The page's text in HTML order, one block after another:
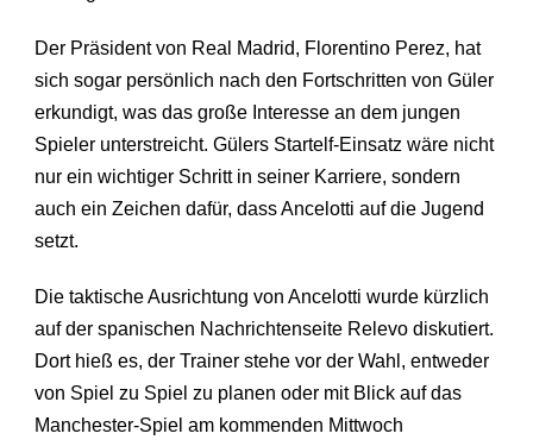
Der Präsident von Real Madrid, Florentino Perez, hat
sich sogar persönlich nach den Fortschritten von Güler
erkundigt, was das große Interesse an dem jungen
Spieler unterstreicht. Gülers Startelf-Einsatz wäre nicht
nur ein wichtiger Schritt in seiner Karriere, sondern
auch ein Zeichen dafür, dass Ancelotti auf die Jugend
setzt.
Die taktische Ausrichtung von Ancelotti wurde kürzlich
auf der spanischen Nachrichtenseite Relevo diskutiert.
Dort hieß es, der Trainer stehe vor der Wahl, entweder
von Spiel zu Spiel zu planen oder mit Blick auf das
Manchester-Spiel am kommenden Mittwoch